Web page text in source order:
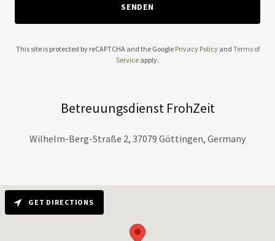
SENDEN
This site is protected by reCAPTCHA and the Google Privacy Policyand Terms of
Service apply.
Betreuungsdienst FrohZeit
Wilhelm-Berg-Straße 2, 37079 Göttingen, Germany
GET DIRECTIONS